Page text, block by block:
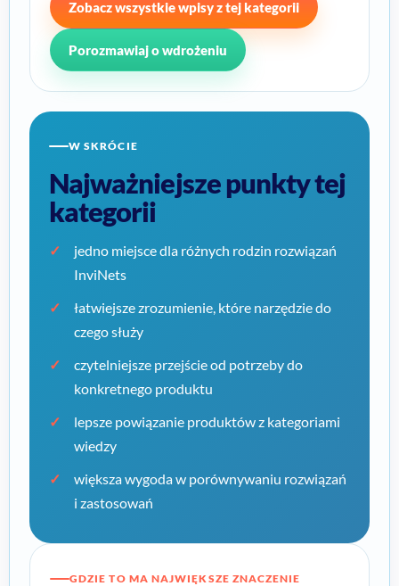
Zobacz wszystkie wpisy z tej kategorii
Porozmawiaj o wdrożeniu
W SKRÓCIE
Najważniejsze punkty tej
kategorii
jedno miejsce dla różnych rodzin rozwiązań
InviNets
łatwiejsze zrozumienie, które narzędzie do
czego służy
czytelniejsze przejście od potrzeby do
konkretnego produktu
lepsze powiązanie produktów z kategoriami
wiedzy
większa wygoda w porównywaniu rozwiązań
i zastosowań
GDZIE TO MA NAJWIĘKSZE ZNACZENIE